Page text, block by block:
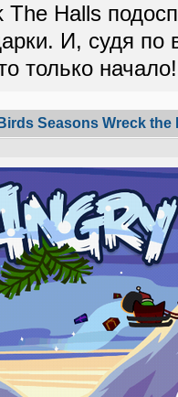
The Halls
И, судя по
только
Seasons Wreck